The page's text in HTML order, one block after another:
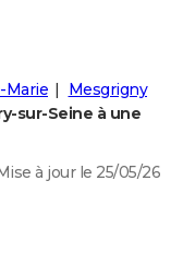
Marie
Mesgrigny
sur-Seine à une
à jour le 25/05/26